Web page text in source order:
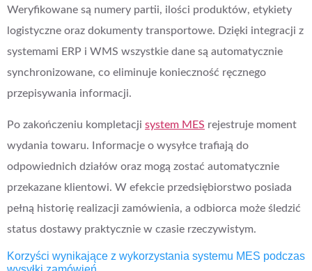
Weryfikowane są numery partii, ilości produktów, etykiety
logistyczne oraz dokumenty transportowe. Dzięki integracji z
systemami ERP i WMS wszystkie dane są automatycznie
synchronizowane, co eliminuje konieczność ręcznego
przepisywania informacji.
Po zakończeniu kompletacji system MES rejestruje moment
wydania towaru. Informacje o wysyłce trafiają do
odpowiednich działów oraz mogą zostać automatycznie
przekazane klientowi. W efekcie przedsiębiorstwo posiada
pełną historię realizacji zamówienia, a odbiorca może śledzić
status dostawy praktycznie w czasie rzeczywistym.
Korzyści wynikające z wykorzystania systemu MES podczas